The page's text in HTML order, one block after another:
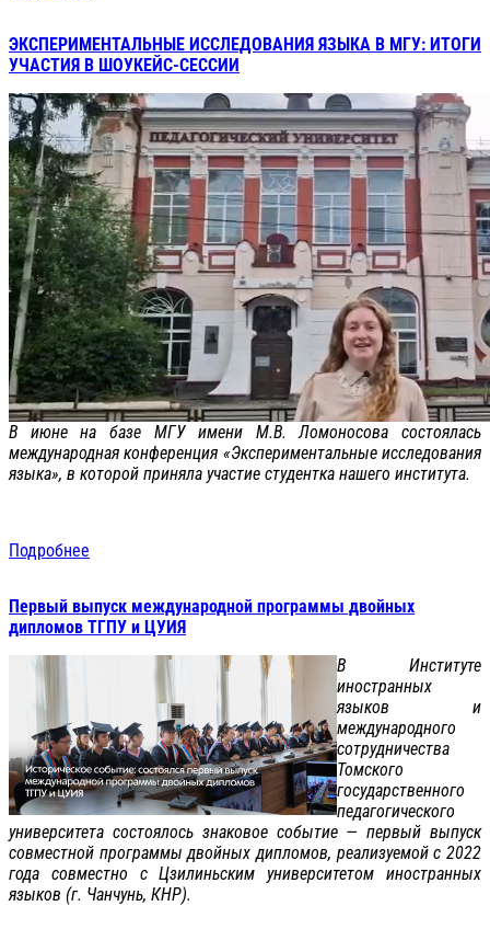
ЭКСПЕРИМЕНТАЛЬНЫЕ ИССЛЕДОВАНИЯ ЯЗЫКА В МГУ: ИТОГИ
УЧАСТИЯ В ШОУКЕЙС-СЕССИИ
В июне на базе МГУ имени М.В. Ломоносова состоялась
международная конференция «Экспериментальные исследования
языка», в которой приняла участие студентка нашего института.
Подробнее
Первый выпуск международной программы двойных
дипломов ТГПУ и ЦУИЯ
В Институте
иностранных
языков и
международного
сотрудничества
Томского
государственного
педагогического
университета состоялось знаковое событие — первый выпуск
совместной программы двойных дипломов, реализуемой с 2022
года совместно с Цзилиньским университетом иностранных
языков (г. Чанчунь, КНР).